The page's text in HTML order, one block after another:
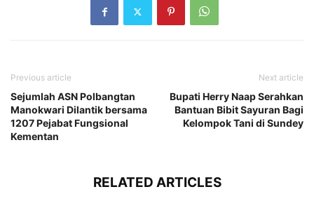
Previous article
Sejumlah ASN Polbangtan
Manokwari Dilantik bersama
1207 Pejabat Fungsional
Kementan
Next article
Bupati Herry Naap Serahkan
Bantuan Bibit Sayuran Bagi
Kelompok Tani di Sundey
RELATED ARTICLES